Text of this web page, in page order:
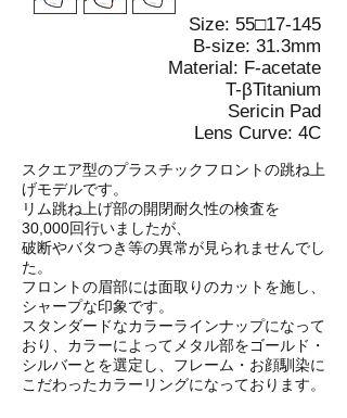
Size: 55□17-145
B-size: 31.3mm
Material: F-acetate
T-βTitanium
Sericin Pad
Lens Curve: 4C
スクエア型のプラスチックフロントの跳ね上
げモデルです。
リム跳ね上げ部の開閉耐久性の検査を
30,000回行いましたが、
破断やバタつき等の異常が見られませんでし
た。
フロントの眉部には面取りのカットを施し、
シャープな印象です。
スタンダードなカラーラインナップになって
おり、カラーによってメタル部をゴールド・
シルバーとを選定し、フレーム・お顔馴染に
こだわったカラーリングになっております。